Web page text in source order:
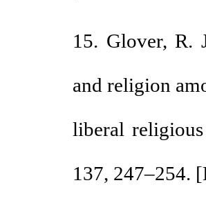
15. Glover, R.
and religion
liberal
137, 247–254. [